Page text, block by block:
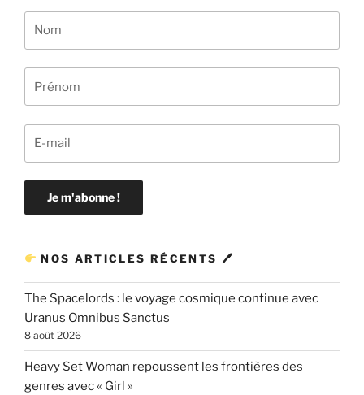
NOS ARTICLES RÉCENTS 🖊
The Spacelords : le voyage cosmique continue avec
Uranus Omnibus Sanctus
8 août 2026
Heavy Set Woman repoussent les frontières des
genres avec « Girl »